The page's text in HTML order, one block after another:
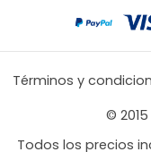
Términos y
©
Todos los precios